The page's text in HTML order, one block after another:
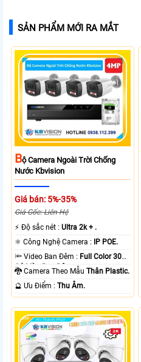
SẢN PHẨM MỚI RA MẮT
BỘ Camera Ngoài Trời Chống
Nước Kbvision
Giá bán: 5%-35%
Giá Gốc: Liên Hệ
️⚡ Độ sắc nét :Ultra 2k + .
⚛️ Công Nghệ Camera :
IP POE.
🔦 Video Ban Đêm : Full Color 30m
Có Màu Ban Ðêm.
🐉️ Camera Theo MẫuThân Plastic.
️🔮 Ưu Điểm :Thu Âm.